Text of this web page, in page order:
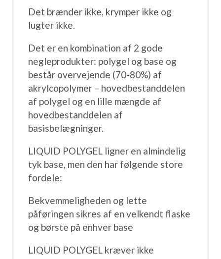
Det brænder ikke, krymper ikke og
lugter ikke.
Det er en kombination af 2 gode
negleprodukter: polygel og base og
består overvejende (70-80%) af
akrylcopolymer – hovedbestanddelen
af ​​polygel og en lille mængde af
hovedbestanddelen af ​​
basisbelægninger.
LIQUID POLYGEL ligner en almindelig
tyk base, men den har følgende store
fordele:
Bekvemmeligheden og lette
påføringen sikres af en velkendt flaske
og børste på enhver base
LIQUID POLYGEL kræver ikke